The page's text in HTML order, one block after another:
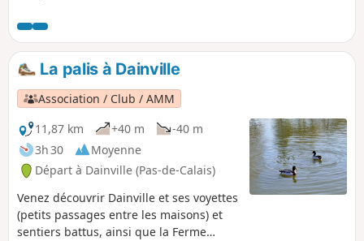
La palis à Dainville
Association / Club / AMM
11,87 km
+40 m
-40 m
3h 30
Moyenne
Départ à Dainville (Pas-de-Calais)
Venez découvrir Dainville et ses voyettes
(petits passages entre les maisons) et
sentiers battus, ainsi que la Ferme